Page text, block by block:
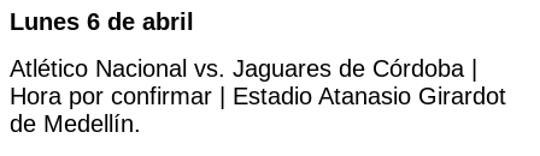
Lunes 6 de abril
Atlético Nacional vs. Jaguares de Córdoba |
Hora por confirmar | Estadio Atanasio Girardot
de Medellín.